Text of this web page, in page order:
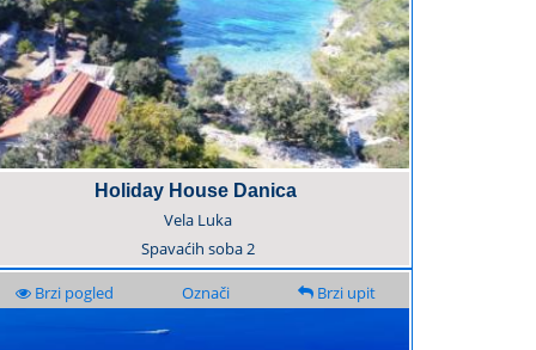
Holiday House Danica
Vela Luka
Spavaćih soba2
Brzi pogled Označi Brzi upit